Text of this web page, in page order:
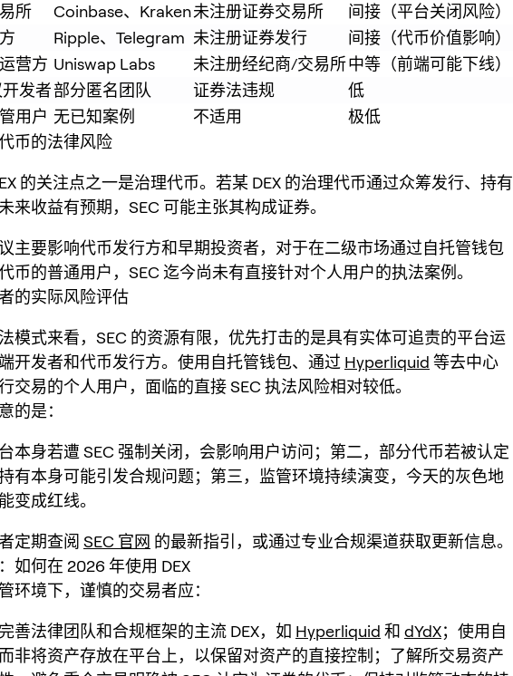
所
Coinbase、Kraken未注册证券交易所
间接（平台关闭风险）
Ripple、Telegram 未注册证券发行
间接（代币价值影响）
营方 Uniswap Labs 未注册经纪商/交易所中等（前端可能下线）
发者部分匿名团队 证券法违规
低
用户 无已知案例 不适用
极低
币的法律风险
的关注点之一是治理代币。若某 DEX 的治理代币通过众筹发行、持有
来收益有预期，SEC 可能主张其构成证券。
主要影响代币发行方和早期投资者，对于在二级市场通过自托管钱包
币的普通用户，SEC 迄今尚未有直接针对个人用户的执法案例。
的实际风险评估
模式来看，SEC 的资源有限，优先打击的是具有实体可追责的平台运
开发者和代币发行方。使用自托管钱包、通过 Hyperliquid 等去中心
交易的个人用户，面临的直接 SEC 执法风险相对较低。
的是：
本身若遭 SEC 强制关闭，会影响用户访问；第二，部分代币若被认定
有本身可能引发合规问题；第三，监管环境持续演变，今天的灰色地
变成红线。
定期查阅 SEC 官网 的最新指引，或通过专业合规渠道获取更新信息。
如何在 2026 年使用 DEX
环境下，谨慎的交易者应：
善法律团队和合规框架的主流 DEX，如 Hyperliquid 和 dYdX；使用自
非将资产存放在平台上，以保留对资产的直接控制；了解所交易资产